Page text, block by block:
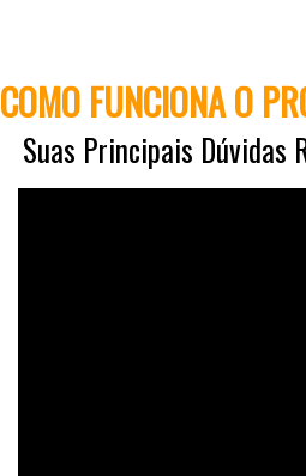
COMO FUNCIONA O
Suas Principais Dúvidas